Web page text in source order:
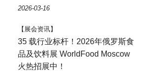
2026-03-16
【展会资讯】
35 载行业标杆！2026年俄罗斯食
品及饮料展 WorldFood Moscow
火热招展中！